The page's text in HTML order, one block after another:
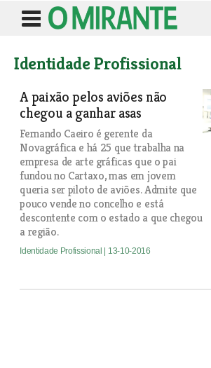
Identidade Profissional
A paixão pelos aviões não
chegou a ganhar asas
Fernando Caeiro é gerente da
Novagráfica e há 25 que trabalha na
empresa de arte gráficas que o pai
fundou no Cartaxo, mas em jovem
queria ser piloto de aviões. Admite que
pouco vende no concelho e está
descontente com o estado a que chegou
a região.
Identidade Profissional | 13-10-2016